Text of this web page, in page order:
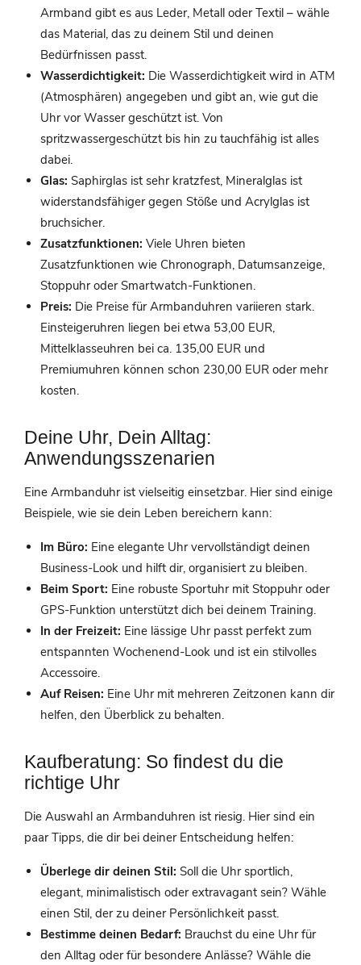
Armband gibt es aus Leder, Metall oder Textil – wähle
das Material, das zu deinem Stil und deinen
Bedürfnissen passt.
Wasserdichtigkeit: Die Wasserdichtigkeit wird in ATM
(Atmosphären) angegeben und gibt an, wie gut die
Uhr vor Wasser geschützt ist. Von
spritzwassergeschützt bis hin zu tauchfähig ist alles
dabei.
Glas: Saphirglas ist sehr kratzfest, Mineralglas ist
widerstandsfähiger gegen Stöße und Acrylglas ist
bruchsicher.
Zusatzfunktionen: Viele Uhren bieten
Zusatzfunktionen wie Chronograph, Datumsanzeige,
Stoppuhr oder Smartwatch-Funktionen.
Preis: Die Preise für Armbanduhren variieren stark.
Einsteigeruhren liegen bei etwa 53,00 EUR,
Mittelklasseuhren bei ca. 135,00 EUR und
Premiumuhren können schon 230,00 EUR oder mehr
kosten.
Deine Uhr, Dein Alltag:
Anwendungsszenarien
Eine Armbanduhr ist vielseitig einsetzbar. Hier sind einige
Beispiele, wie sie dein Leben bereichern kann:
Im Büro: Eine elegante Uhr vervollständigt deinen
Business-Look und hilft dir, organisiert zu bleiben.
Beim Sport: Eine robuste Sportuhr mit Stoppuhr oder
GPS-Funktion unterstützt dich bei deinem Training.
In der Freizeit: Eine lässige Uhr passt perfekt zum
entspannten Wochenend-Look und ist ein stilvolles
Accessoire.
Auf Reisen: Eine Uhr mit mehreren Zeitzonen kann dir
helfen, den Überblick zu behalten.
Kaufberatung: So findest du die
richtige Uhr
Die Auswahl an Armbanduhren ist riesig. Hier sind ein
paar Tipps, die dir bei deiner Entscheidung helfen:
Überlege dir deinen Stil: Soll die Uhr sportlich,
elegant, minimalistisch oder extravagant sein? Wähle
einen Stil, der zu deiner Persönlichkeit passt.
Bestimme deinen Bedarf: Brauchst du eine Uhr für
den Alltag oder für besondere Anlässe? Wähle die